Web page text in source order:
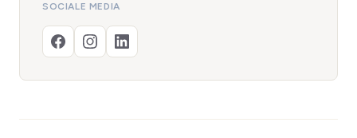
SOCIALE MEDIA